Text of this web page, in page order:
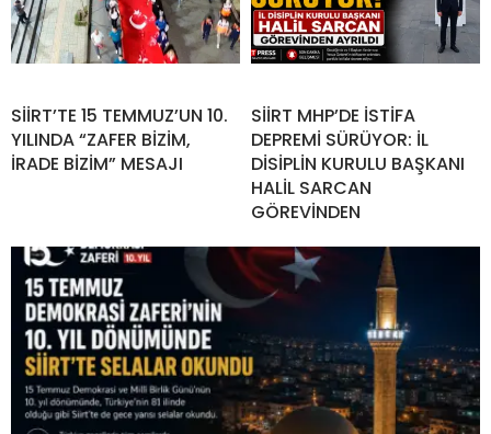
SİİRT’TE 15 TEMMUZ’UN 10.
YILINDA “ZAFER BİZİM,
İRADE BİZİM” MESAJI
SİİRT MHP’DE İSTİFA
DEPREMİ SÜRÜYOR: İL
DİSİPLİN KURULU BAŞKANI
HALİL SARCAN
GÖREVİNDEN